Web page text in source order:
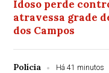
Idoso perde
atravessa grade
dos Campos
Polícia Há 41 minutos